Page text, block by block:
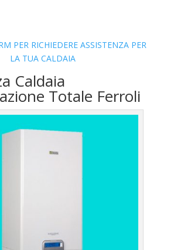
PER RICHIEDERE ASSISTENZA PER
LA TUA CALDAIA
Caldaia
Totale Ferroli